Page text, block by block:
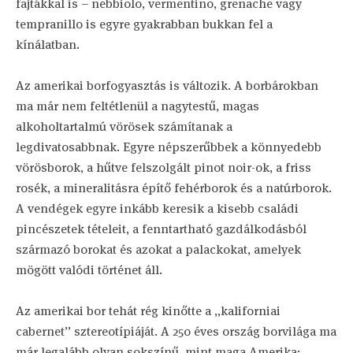
fajtákkal is – nebbiolo, vermentino, grenache vagy
tempranillo is egyre gyakrabban bukkan fel a
kínálatban.
Az amerikai borfogyasztás is változik. A borbárokban
ma már nem feltétlenül a nagytestű, magas
alkoholtartalmú vörösek számítanak a
legdivatosabbnak. Egyre népszerűbbek a könnyedebb
vörösborok, a hűtve felszolgált pinot noir-ok, a friss
rosék, a mineralitásra építő fehérborok és a natúrborok.
A vendégek egyre inkább keresik a kisebb családi
pincészetek tételeit, a fenntartható gazdálkodásból
származó borokat és azokat a palackokat, amelyek
mögött valódi történet áll.
Az amerikai bor tehát rég kinőtte a „kaliforniai
cabernet” sztereotípiáját. A 250 éves ország borvilága ma